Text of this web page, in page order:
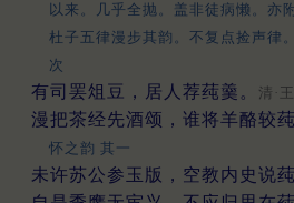
以来。几乎全抛。盖非徒病懒。亦
杜子五律漫步其韵。不复点捡声律
次
有司罢俎豆，居人荐莼羹。 清·
漫把茶经先酒颂，谁将羊酪较莼
怀之韵 其一
未许苏公参玉版，空教内史说莼